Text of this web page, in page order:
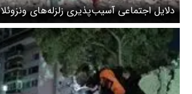
دلایل اجتماعی آسیب‌‌پذیری زلزله‌های ونزوئلا